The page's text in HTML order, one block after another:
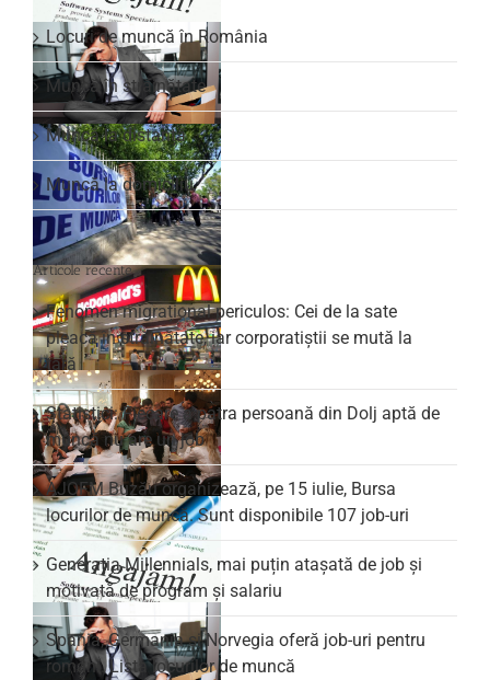
Locuri de muncă în România
Muncă în străinătate
Muncă la distanță
Muncă la domiciliu
Articole recente
Fenomen migrațional periculos: Cei de la sate
pleacă în străinătate, iar corporatiștii se mută la
țară
Statistici: Fiecare a patra persoană din Dolj aptă de
muncă nu are un job
AJOFM Buzău organizează, pe 15 iulie, Bursa
locurilor de muncă. Sunt disponibile 107 job-uri
Generația Millennials, mai puțin atașată de job și
motivată de program și salariu
Spania, Germania și Norvegia oferă job-uri pentru
români. Lista locurilor de muncă